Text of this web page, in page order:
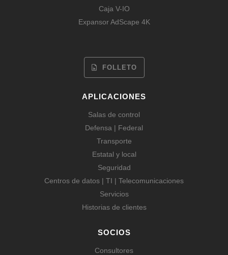
Caja V-IO
Expansor AdScape 4K
FOLLETO
APLICACIONES
Salas de control
Defensa | Federal
Transporte
Estatal y local
Seguridad
Centros de datos | TI | Telecomunicaciones
Servicios
Historias de clientes
SOCIOS
Consultores